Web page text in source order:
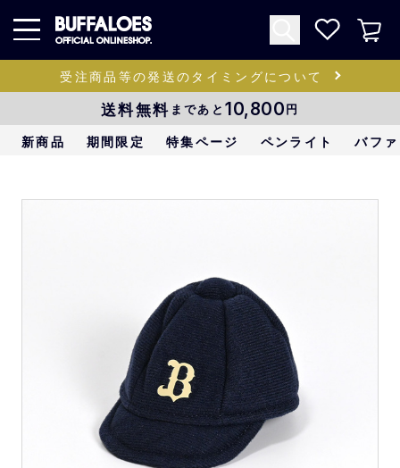
受注商品等の発送のタイミングについて
送料無料 まであと 10,800円
新商品 期間限定 特集ページ ペンライト バフ